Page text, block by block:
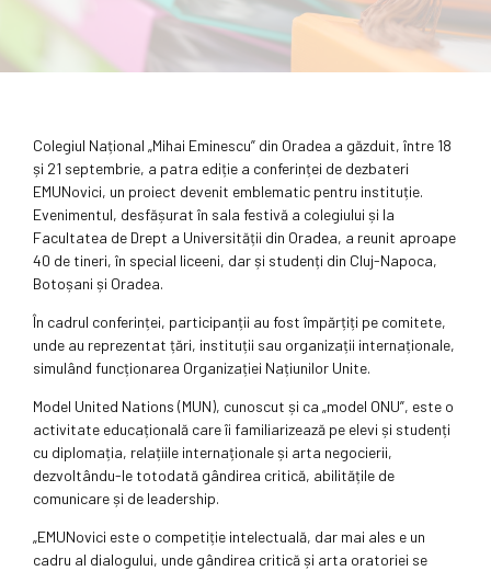
Colegiul Național „Mihai Eminescu” din Oradea a găzduit, între 18
și 21 septembrie, a patra ediție a conferinței de dezbateri
EMUNovici, un proiect devenit emblematic pentru instituție.
Evenimentul, desfășurat în sala festivă a colegiului și la
Facultatea de Drept a Universității din Oradea, a reunit aproape
40 de tineri, în special liceeni, dar și studenți din Cluj-Napoca,
Botoșani și Oradea.
În cadrul conferinței, participanții au fost împărțiți pe comitete,
unde au reprezentat țări, instituții sau organizații internaționale,
simulând funcționarea Organizației Națiunilor Unite.
Model United Nations (MUN), cunoscut și ca „model ONU”, este o
activitate educațională care îi familiarizează pe elevi și studenți
cu diplomația, relațiile internaționale și arta negocierii,
dezvoltându-le totodată gândirea critică, abilitățile de
comunicare și de leadership.
„EMUNovici este o competiție intelectuală, dar mai ales e un
cadru al dialogului, unde gândirea critică și arta oratoriei se